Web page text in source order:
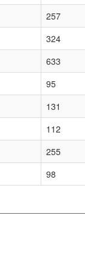
257
324
633
95
131
112
255
98